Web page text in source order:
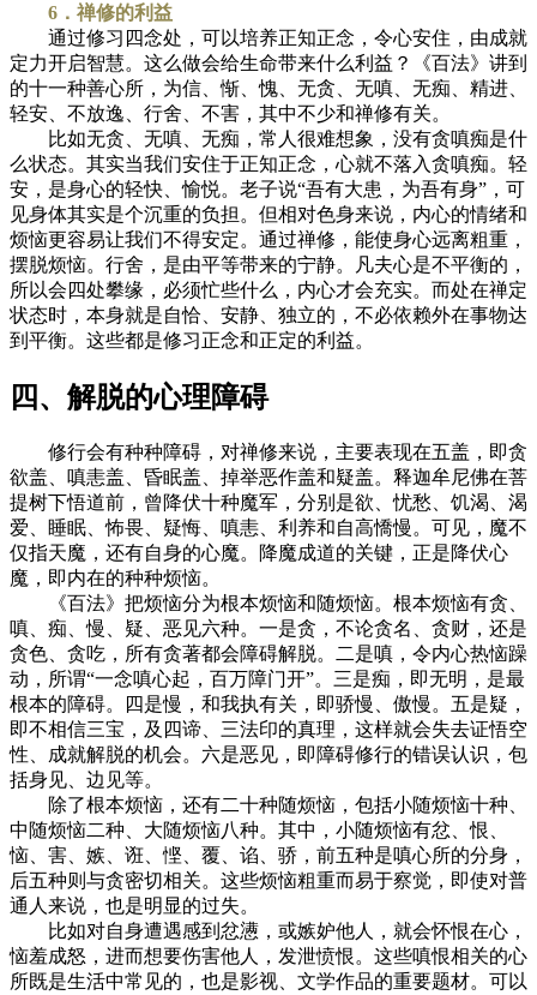
6．禅修的利益
通过修习四念处，可以培养正知正念，令心安住，由成就
定力开启智慧。这么做会给生命带来什么利益？《百法》讲到
的十一种善心所，为信、惭、愧、无贪、无嗔、无痴、精进、
轻安、不放逸、行舍、不害，其中不少和禅修有关。
比如无贪、无嗔、无痴，常人很难想象，没有贪嗔痴是什
么状态。其实当我们安住于正知正念，心就不落入贪嗔痴。轻
安，是身心的轻快、愉悦。老子说“吾有大患，为吾有身”，可
见身体其实是个沉重的负担。但相对色身来说，内心的情绪和
烦恼更容易让我们不得安定。通过禅修，能使身心远离粗重，
摆脱烦恼。行舍，是由平等带来的宁静。凡夫心是不平衡的，
所以会四处攀缘，必须忙些什么，内心才会充实。而处在禅定
状态时，本身就是自恰、安静、独立的，不必依赖外在事物达
到平衡。这些都是修习正念和正定的利益。
四、解脱的心理障碍
修行会有种种障碍，对禅修来说，主要表现在五盖，即贪
欲盖、嗔恚盖、昏眠盖、掉举恶作盖和疑盖。释迦牟尼佛在菩
提树下悟道前，曾降伏十种魔军，分别是欲、忧愁、饥渴、渴
爱、睡眠、怖畏、疑悔、嗔恚、利养和自高憍慢。可见，魔不
仅指天魔，还有自身的心魔。降魔成道的关键，正是降伏心
魔，即内在的种种烦恼。
《百法》把烦恼分为根本烦恼和随烦恼。根本烦恼有贪、
嗔、痴、慢、疑、恶见六种。一是贪，不论贪名、贪财，还是
贪色、贪吃，所有贪著都会障碍解脱。二是嗔，令内心热恼躁
动，所谓“一念嗔心起，百万障门开”。三是痴，即无明，是最
根本的障碍。四是慢，和我执有关，即骄慢、傲慢。五是疑，
即不相信三宝，及四谛、三法印的真理，这样就会失去证悟空
性、成就解脱的机会。六是恶见，即障碍修行的错误认识，包
括身见、边见等。
除了根本烦恼，还有二十种随烦恼，包括小随烦恼十种、
中随烦恼二种、大随烦恼八种。其中，小随烦恼有忿、恨、
恼、害、嫉、诳、悭、覆、谄、骄，前五种是嗔心所的分身，
后五种则与贪密切相关。这些烦恼粗重而易于察觉，即使对普
通人来说，也是明显的过失。
比如对自身遭遇感到忿懑，或嫉妒他人，就会怀恨在心，
恼羞成怒，进而想要伤害他人，发泄愤恨。这些嗔恨相关的心
所既是生活中常见的，也是影视、文学作品的重要题材。可以